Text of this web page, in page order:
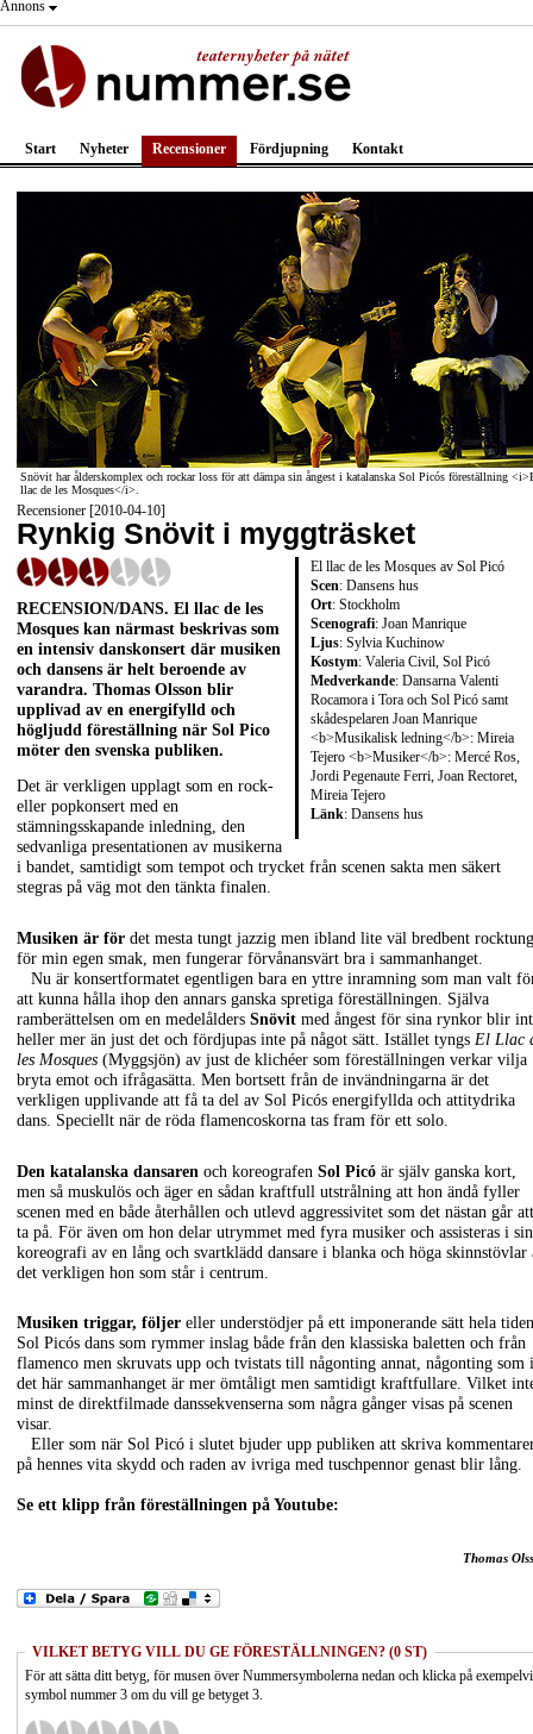
Annons
Start Nyheter Recensioner Fördjupning Kontakt
Snövit har ålderskomplex och rockar loss för att dämpa sin ångest i katalanska Sol Picós föreställning
llac de les Mosques</i>.
Recensioner [2010-04-10]
Rynkig Snövit i myggträsket
El llac de les Mosques av Sol Picó
Scen: Dansens hus
Ort: Stockholm
Scenografi: Joan Manrique
Ljus: Sylvia Kuchinow
Kostym: Valeria Civil, Sol Picó
Medverkande: Dansarna Valenti
Rocamora i Tora och Sol Picó samt
skådespelaren Joan Manrique
<b>Musikalisk ledning</b>: Mireia
Tejero <b>Musiker</b>: Mercé Ros,
Jordi Pegenaute Ferri, Joan Rectoret,
Mireia Tejero
Länk: Dansens hus
RECENSION/DANS. El llac de les
Mosques kan närmast beskrivas som
en intensiv danskonsert där musiken
och dansens är helt beroende av
varandra. Thomas Olsson blir
upplivad av en energifylld och
högljudd föreställning när Sol Pico
möter den svenska publiken.
Det är verkligen upplagt som en rock-
eller popkonsert med en
stämningsskapande inledning, den
sedvanliga presentationen av musikerna
i bandet, samtidigt som tempot och trycket från scenen sakta men säkert
stegras på väg mot den tänkta finalen.
Musiken är för det mesta tungt jazzig men ibland lite väl bredbent rocktung
för min egen smak, men fungerar förvånansvärt bra i sammanhanget.
Nu är konsertformatet egentligen bara en yttre inramning som man valt
att kunna hålla ihop den annars ganska spretiga föreställningen. Själva
ramberättelsen om en medelålders Snövit med ångest för sina rynkor blir
heller mer än just det och fördjupas inte på något sätt. Istället tyngs El Llac
les Mosques (Myggsjön) av just de klichéer som föreställningen verkar vilja
bryta emot och ifrågasätta. Men bortsett från de invändningarna är det
verkligen upplivande att få ta del av Sol Picós energifyllda och attitydrika
dans. Speciellt när de röda flamencoskorna tas fram för ett solo.
Den katalanska dansaren och koreografen Sol Picó är själv ganska kort,
men så muskulös och äger en sådan kraftfull utstrålning att hon ändå fyller
scenen med en både återhållen och utlevd aggressivitet som det nästan går att
ta på. För även om hon delar utrymmet med fyra musiker och assisteras i sin
koreografi av en lång och svartklädd dansare i blanka och höga skinnstövlar
det verkligen hon som står i centrum.
Musiken triggar, följer eller understödjer på ett imponerande sätt hela tiden
Sol Picós dans som rymmer inslag både från den klassiska baletten och från
flamenco men skruvats upp och tvistats till någonting annat, någonting som i
det här sammanhanget är mer ömtåligt men samtidigt kraftfullare. Vilket
minst de direktfilmade danssekvenserna som några gånger visas på scenen
visar.
Eller som när Sol Picó i slutet bjuder upp publiken att skriva
på hennes vita skydd och raden av ivriga med tuschpennor genast blir lång.
Se ett klipp från föreställningen på Youtube:
Thomas
VILKET BETYG VILL DU GE FÖRESTÄLLNINGEN? (0 ST)
För att sätta ditt betyg, för musen över Nummersymbolerna nedan och klicka på
symbol nummer 3 om du vill ge betyget 3.